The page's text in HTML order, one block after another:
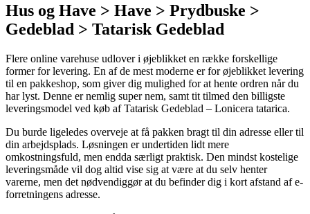
Hus og Have > Have > Prydbuske >
Gedeblad > Tatarisk Gedeblad
Flere online varehuse udlover i øjeblikket en række forskellige
former for levering. En af de mest moderne er for øjeblikket levering
til en pakkeshop, som giver dig mulighed for at hente ordren når du
har lyst. Denne er nemlig super nem, samt tit tilmed den billigste
leveringsmodel ved køb af Tatarisk Gedeblad – Lonicera tatarica.
Du burde ligeledes overveje at få pakken bragt til din adresse eller til
din arbejdsplads. Løsningen er undertiden lidt mere
omkostningsfuld, men endda særligt praktisk. Den mindst kostelige
leveringsmåde vil dog altid vise sig at være at du selv henter
varerne, men det nødvendiggør at du befinder dig i kort afstand af e-
forretningens adresse.